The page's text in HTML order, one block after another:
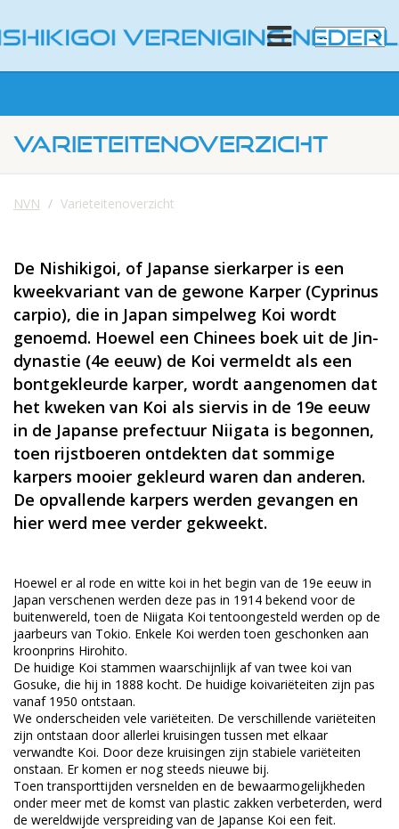
VARIETEITENOVERZICHT
NVN Varieteitenoverzicht
De Nishikigoi, of Japanse sierkarper is een
kweekvariant van de gewone Karper (Cyprinus
carpio), die in Japan simpelweg Koi wordt
genoemd. Hoewel een Chinees boek uit de Jin-
dynastie (4e eeuw) de Koi vermeldt als een
bontgekleurde karper, wordt aangenomen dat
het kweken van Koi als siervis in de 19e eeuw
in de Japanse prefectuur Niigata is begonnen,
toen rijstboeren ontdekten dat sommige
karpers mooier gekleurd waren dan anderen.
De opvallende karpers werden gevangen en
hier werd mee verder gekweekt.
Hoewel er al rode en witte koi in het begin van de 19e eeuw in
Japan verschenen werden deze pas in 1914 bekend voor de
buitenwereld, toen de Niigata Koi tentoongesteld werden op de
jaarbeurs van Tokio. Enkele Koi werden toen geschonken aan
kroonprins Hirohito.
De huidige Koi stammen waarschijnlijk af van twee koi van
Gosuke, die hij in 1888 kocht. De huidige koivariëteiten zijn pas
vanaf 1950 ontstaan.
We onderscheiden vele variëteiten. De verschillende variëteiten
zijn ontstaan door allerlei kruisingen tussen met elkaar
verwandte Koi. Door deze kruisingen zijn stabiele variëteiten
onstaan. Er komen er nog steeds nieuwe bij.
Toen transporttijden versnelden en de bewaarmogelijkheden
onder meer met de komst van plastic zakken verbeterden, werd
de wereldwijde verspreiding van de Japanse Koi een feit.